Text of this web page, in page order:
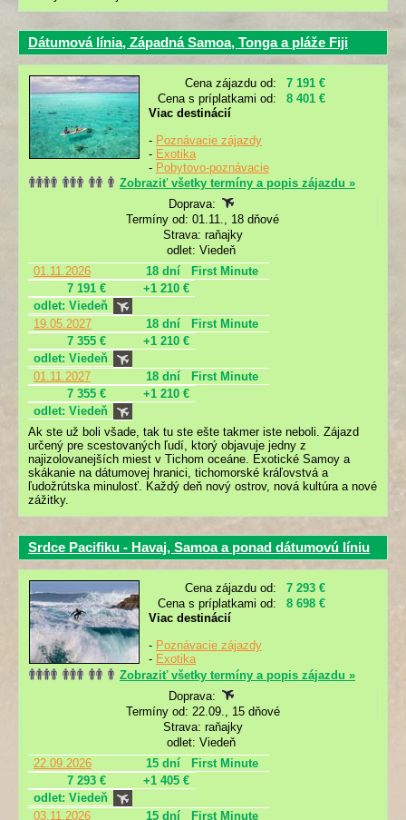
Dátumová línia, Západná Samoa, Tonga a pláže Fiji
Cena zájazdu od:
7 191 €
Cena s príplatkami od:
8 401 €
Viac destinácií
- Poznávacie zájazdy
- Exotika
- Pobytovo-poznávacie
Zobraziť všetky termíny a popis zájazdu »
Doprava:
Termíny od: 01.11., 18 dňové
Strava: raňajky
odlet: Viedeň
01.11.2026
18 dní
First Minute
7 191 €
+1 210 €
odlet: Viedeň
19.05.2027
18 dní
First Minute
7 355 €
+1 210 €
odlet: Viedeň
01.11.2027
18 dní
First Minute
7 355 €
+1 210 €
odlet: Viedeň
Ak ste už boli všade, tak tu ste ešte takmer iste neboli. Zájazd
určený pre scestovaných ľudí, ktorý objavuje jedny z
najizolovanejších miest v Tichom oceáne. Exotické Samoy a
skákanie na dátumovej hranici, tichomorské kráľovstvá a
ľudožrútska minulosť. Každý deň nový ostrov, nová kultúra a nové
zážitky.
Srdce Pacifiku - Havaj, Samoa a ponad dátumovú líniu
Cena zájazdu od:
7 293 €
Cena s príplatkami od:
8 698 €
Viac destinácií
- Poznávacie zájazdy
- Exotika
Zobraziť všetky termíny a popis zájazdu »
Doprava:
Termíny od: 22.09., 15 dňové
Strava: raňajky
odlet: Viedeň
22.09.2026
15 dní
First Minute
7 293 €
+1 405 €
odlet: Viedeň
03.11.2026
15 dní
First Minute